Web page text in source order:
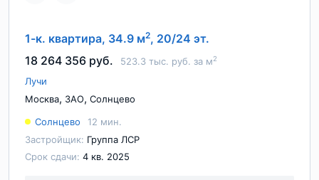
1-к. квартира, 34.9 м2, 20/24 эт.
18 264 356 руб.
523.3 тыс. руб. за м2
Лучи
Москва, ЗАО, Солнцево
Солнцево
12 мин.
Застройщик: Группа ЛСР
Срок сдачи: 4 кв. 2025